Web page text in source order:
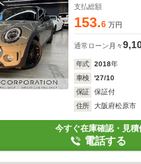
支払総額
153.6 万円
通常ローン 月々
年式 2018年
車検
'27/10
保証
保証付
住所
大阪府松原市
今すぐ在庫確認・見積
電話する